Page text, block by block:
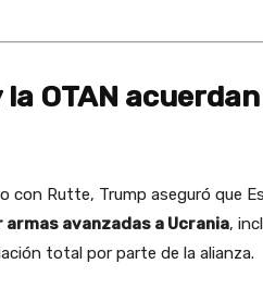
OTAN
con Rutte, Trump aseguró que
armas avanzadas a Ucrania,
total por parte de la alianza.